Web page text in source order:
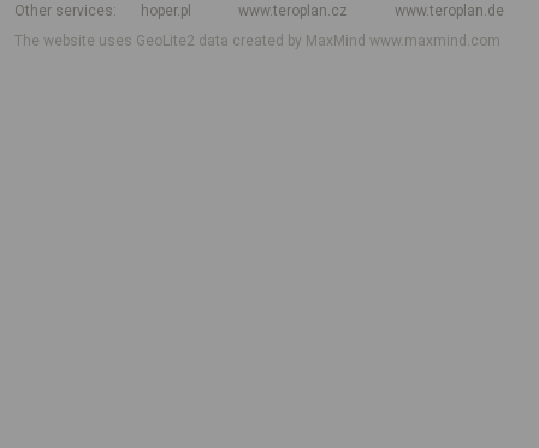
Other services
hoper.pl www.teroplan.cz
www.teroplan.de
The website uses GeoLite2 data created by MaxMindwww.maxmind.com